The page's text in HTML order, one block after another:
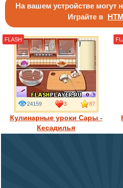
На вашем устройстве могут
Играйте в
Кулинарные уроки Сары -
Кесадилья
24159 3 87
FLASH